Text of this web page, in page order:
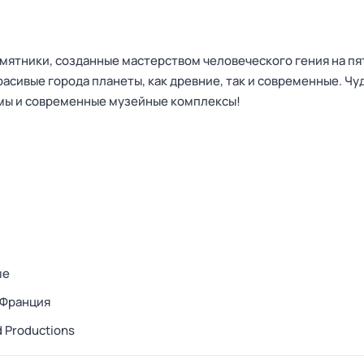
созданные мастерством человеческого гения на
города планеты, как древние, так и современные.
и современные музейные комплексы!
Франция
Productions